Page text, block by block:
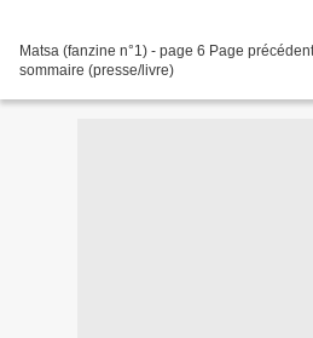
Matsa (fanzine n°1) - page 6 Page précédente (5) - Page suivante (7) Retour
sommaire (presse/livre)